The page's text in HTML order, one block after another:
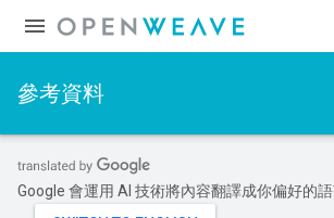
參考資料
Google 會運用 AI 技術將內容翻譯成你偏好的語